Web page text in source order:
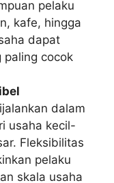
pelaku
kafe, hingga
dapat
paling cocok
dalam
usaha kecil-
Fleksibilitas
pelaku
skala usaha